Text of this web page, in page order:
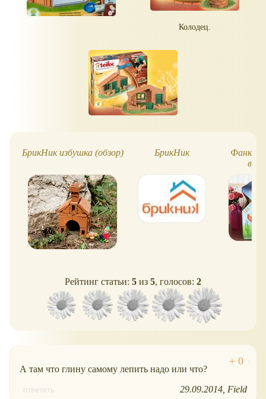
Колодец.
БрикНик избушка (обзор) БрикНик
Рейтинг статьи: 5 из 5, голосов: 2
А там что глину самому лепить надо или что?
ответить 29.09.2014 Field